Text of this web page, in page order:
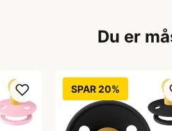
Du er
SPAR 20%